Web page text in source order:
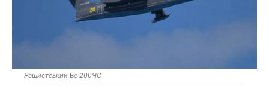
Рашистський Бе-200ЧС